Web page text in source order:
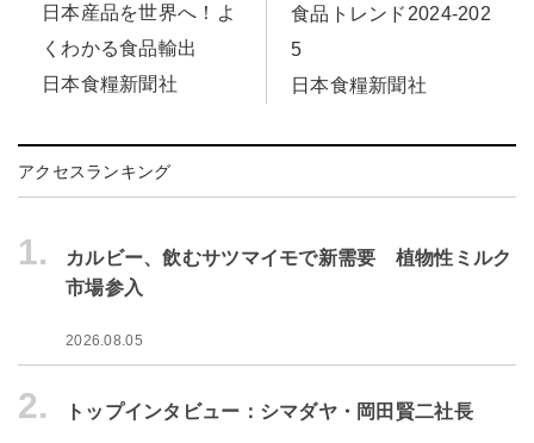
日本産品を世界へ！よ
くわかる食品輸出
日本食糧新聞社
食品トレンド2024-202
5
日本食糧新聞社
アクセスランキング
1.
カルビー、飲むサツマイモで新需要 植物性ミルク
市場参入
2026.08.05
2. トップインタビュー：シマダヤ・岡田賢二社長